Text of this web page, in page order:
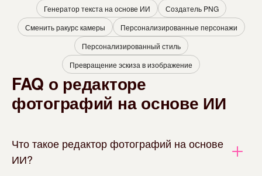
Генератор текста на основе ИИ
Создатель PNG
Сменить ракурс камеры
Персонализированные персонажи
Персонализированный стиль
Превращение эскиза в изображение
FAQ о редакторе
фотографий на основе ИИ
Что такое редактор фотографий на основе
ИИ?